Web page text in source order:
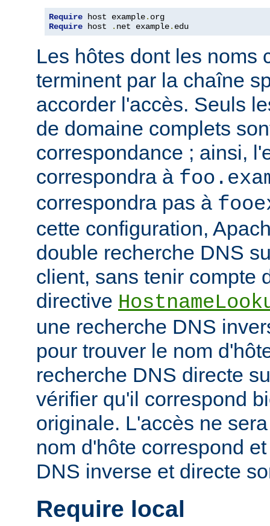
Require host example.
Require host . net example. edu
Les hôtes dont les noms
terminent par la chaîne
accorder l'accès. Seuls
de domaine complets
correspondance ; ainsi,
correspondra à
correspondra pas à
cette configuration,
double recherche DNS
client, sans tenir compte
directive
une recherche DNS
pour trouver le nom
recherche DNS directe
vérifier qu'il correspond
originale. L'accès ne
nom d'hôte correspond
DNS inverse et directe
Require local